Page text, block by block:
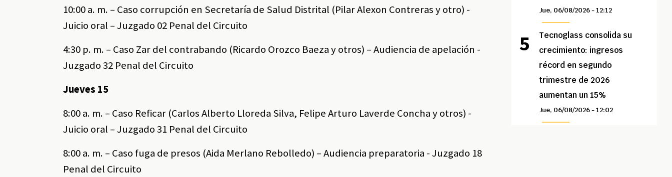
10:00 a. m. – Caso corrupción en Secretaría de Salud Distrital (Pilar Alexon Contreras y otro) -
Juicio oral – Juzgado 02 Penal del Circuito
4:30 p. m. – Caso Zar del contrabando (Ricardo Orozco Baeza y otros) – Audiencia de apelación -
Juzgado 32 Penal del Circuito
Jueves 15
8:00 a. m. – Caso Reficar (Carlos Alberto Lloreda Silva, Felipe Arturo Laverde Concha y otros) -
Juicio oral – Juzgado 31 Penal del Circuito
8:00 a. m. – Caso fuga de presos (Aida Merlano Rebolledo) – Audiencia preparatoria - Juzgado 18
Penal del Circuito
Jue, 06/08/2026 - 12:12
Tecnoglass consolida su
crecimiento: ingresos
récord en segundo
trimestre de 2026
aumentan un 15%
Jue, 06/08/2026 - 12:02